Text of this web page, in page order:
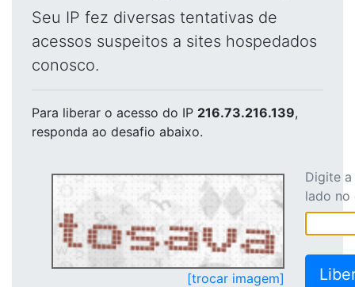
Seu IP fez diversas tentativas de
acessos suspeitos a sites hospedados
conosco.
Para liberar o acesso do IP 216.73.216.139,
responda ao desafio abaixo.
[trocar imagem]
Digite
lado no